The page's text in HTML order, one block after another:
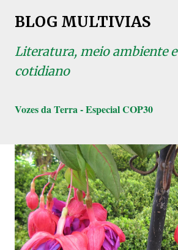
Pular para o conteúdo principal
BLOG MULTIVIAS
Literatura, meio ambiente e
cotidiano
Vozes da Terra - Especial COP30